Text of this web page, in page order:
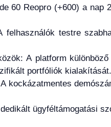
60 Reopro (+600) a
felhasználók testre
A platform
portfóliók kialakítását.
kockázatmentes
ügyféltámogatási